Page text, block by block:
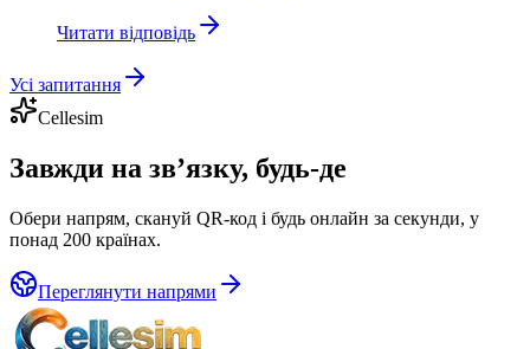
Читати відповідь
Усі запитання
Cellesim
Завжди на зв’язку, будь-де
Обери напрям, скануй QR-код і будь онлайн за секунди, у
понад 200 країнах.
Переглянути напрями